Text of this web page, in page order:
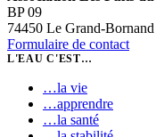
BP 09
74450 Le Grand-Bornand
Formulaire de contact
L'EAU C'EST…
…la vie
…apprendre
…la santé